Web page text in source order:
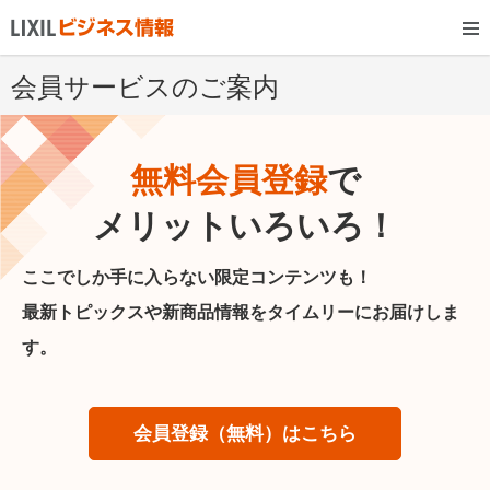
会員サービスのご案内
無料会員登録で
メリットいろいろ！
ここでしか手に入らない限定コンテンツも！
最新トピックスや新商品情報をタイムリーにお届けしま
す。
会員登録（無料）はこちら